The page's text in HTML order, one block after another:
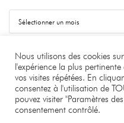
©
À PROPOS
Nous utilisons des cookies
l'expérience la plus
vos visites répétées. En
consentez à l'utilisation de
pouvez visiter "Paramètres
consentement contrôlé.